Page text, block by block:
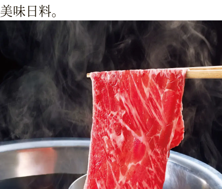
美味日料。